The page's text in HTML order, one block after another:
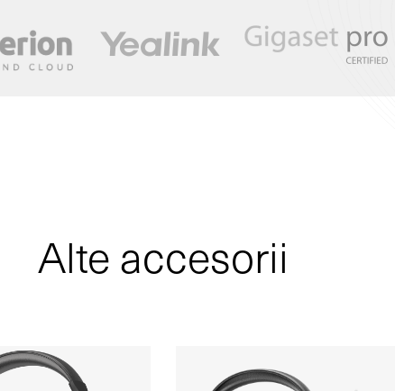
Alte accesorii